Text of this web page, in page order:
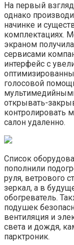
На первый
однако
начинке и
комплектациях.
экраном
сервисами
интерфейс с
голосовой
открывать-
контролировать
салон удаленно.
Список
пополнили
руля, ветрового
зеркал, а в
обогреватель.
подушек
вентиляция и
света и дождя,
парктроник.